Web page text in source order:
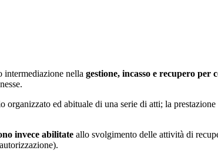
intermediazione nella gestione, incasso e recupero
ed abituale di una serie di atti; la
invece abilitate allo svolgimento delle attività di